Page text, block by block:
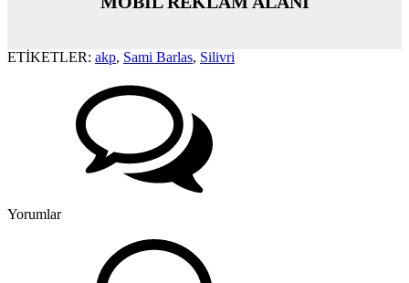
ETİKETLER: akp, Sami Barlas, Silivri
Yorumlar